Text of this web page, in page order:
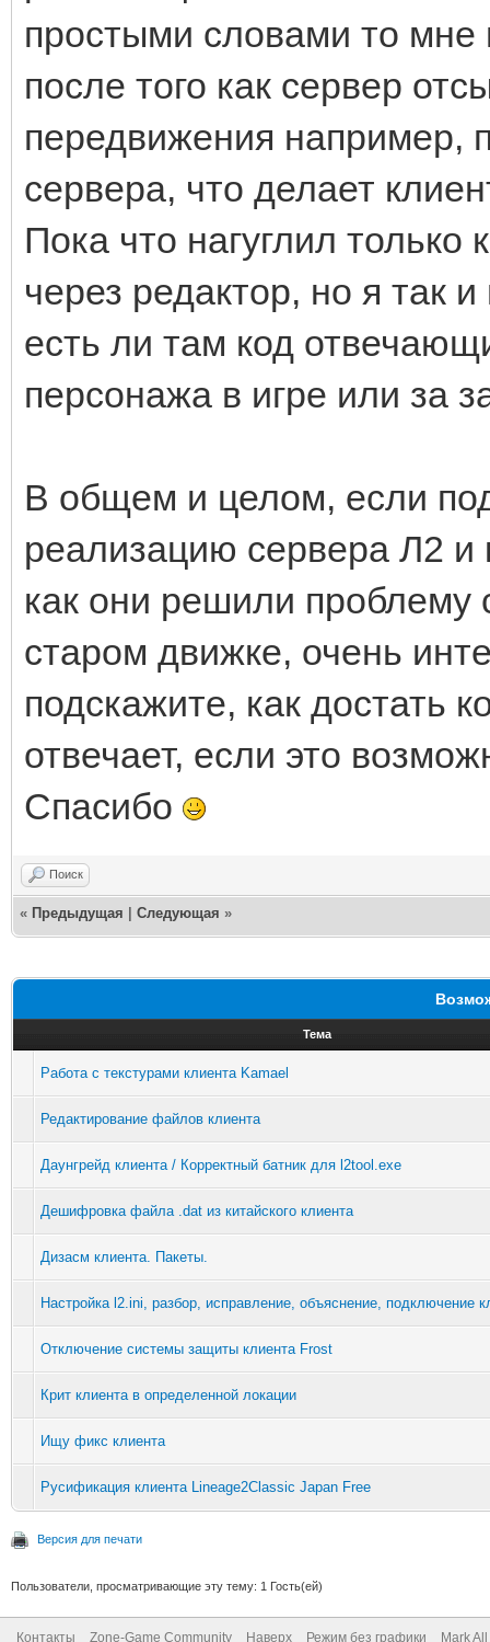
простыми словами то мне
после того как сервер
передвижения например,
сервера, что делает
Пока что нагуглил
через редактор, но я так
есть ли там код
персонажа в игре или за
В общем и целом, если
реализацию сервера Л2 и
как они решили проблему
старом движке, очень
подскажите, как достать
отвечает, если это
Спасибо
Поиск
« Предыдущая Следующая »
Тема
Работа с текстурами клиента Kamael
Редактирование файлов клиента
Даунгрейд клиента / Корректный батник для l2tool.exe
Дешифровка файла .dat из китайского клиента
Дизасм клиента. Пакеты.
Настройка l2.ini, разбор, исправление, объяснение, подключение
Отключение системы защиты клиента Frost
Крит клиента в определенной локации
Ищу фикс клиента
Русификация клиента Lineage2Classic Japan Free
Версия для печати
Пользователи, просматривающие эту тему: 1 Гость(ей)
Контакты Zone-Game Community Наверх Режим без графики Mark